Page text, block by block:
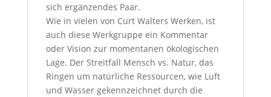
sich ergänzendes Paar.
Wie in vielen von Curt Walters Werken, ist
auch diese Werkgruppe ein Kommentar
oder Vision zur momentanen ökologischen
Lage. Der Streitfall Mensch vs. Natur, das
Ringen um natürliche Ressourcen, wie Luft
und Wasser gekennzeichnet durch die